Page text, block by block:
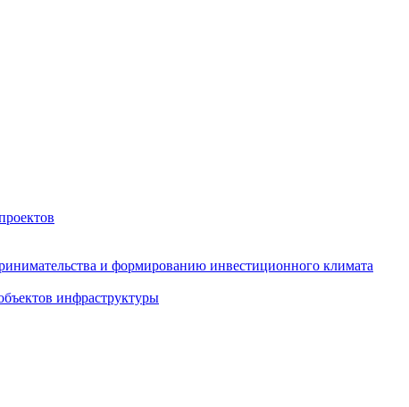
и формированию инвестиционного климата
инфраструктуры